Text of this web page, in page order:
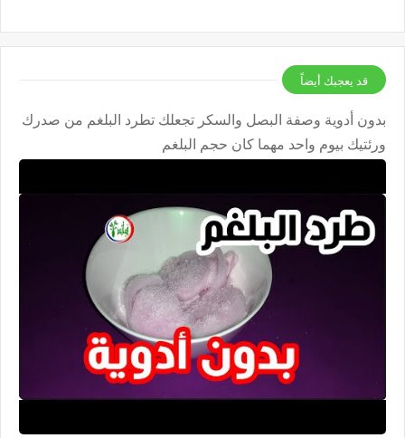
قد يعجبك أيضاً
بدون أدوية وصفة البصل والسكر تجعلك تطرد البلغم من صدرك
ورئتيك بيوم واحد مهما كان حجم البلغم